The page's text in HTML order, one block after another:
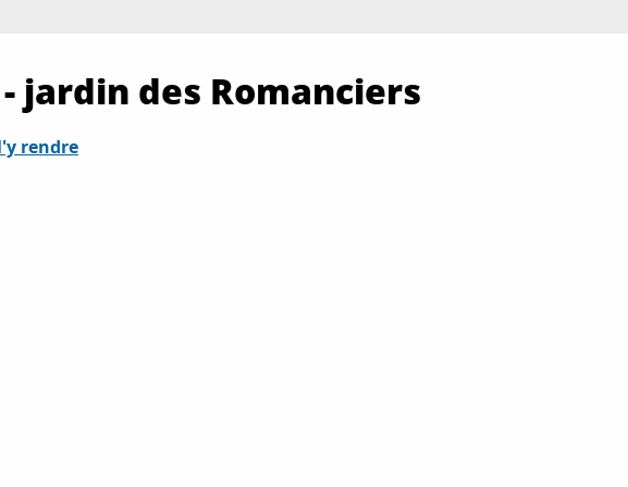
jardin des Romanciers
rendre